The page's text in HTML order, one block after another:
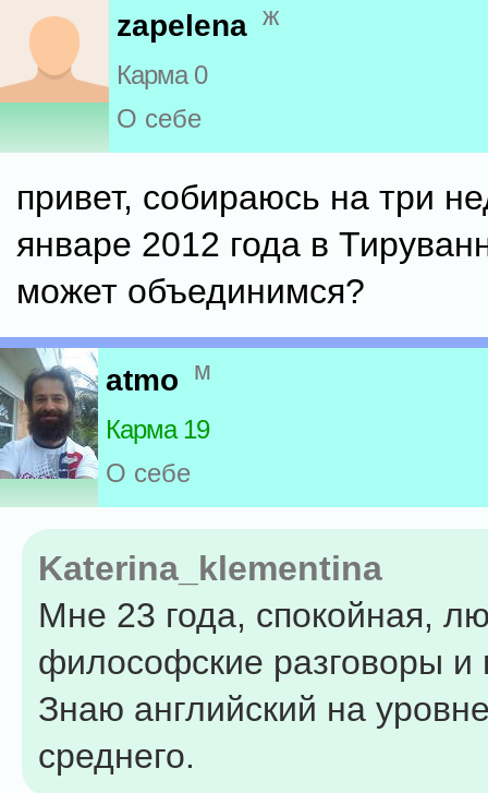
zapelena ж
Карма 0
О себе
привет, собираюсь на три
январе 2012 года в
может объединимся?
atmo м
Карма 19
О себе
Katerina_klementina
Мне 23 года, спокойная,
философские разговоры и
Знаю английский на
среднего.